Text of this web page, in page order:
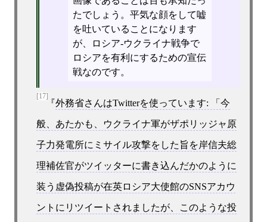
たでしょう。平気な顔をして嘘
を吐いていることになります
が、ロシア-ウクライナ戦争で
ロシアを有利にするための宣伝
戦なのです。
[17]
外務省さんはTwitterを使っています: 「今
般、あたかも、ウクライナ軍がザポリッジャ原
子力発電所にミサイル攻撃をした旨を岸信夫総
理補佐官がツイッターに書き込んだかのように
装う虚偽投稿が在英ロシア大使館のSNSアカウ
ントにリツイートされましたが、このような投